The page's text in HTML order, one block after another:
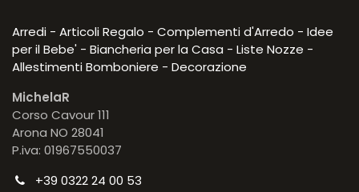
Arredi - Articoli Regalo - Complementi d'Arredo - Idee
per il Bebe' - Biancheria per la Casa - Liste Nozze -
Allestimenti Bomboniere - Decorazione
MichelaR
Corso Cavour 111
Arona NO 28041
P.iva: 01967550037
+39 0322 24 00 53